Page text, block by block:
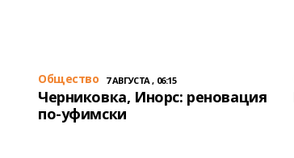
Общество 7 АВГУСТА , 06:15
Черниковка, Инорс: реновация
по-уфимски